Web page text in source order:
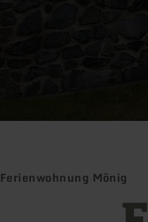
Ferienwohnung Mönig